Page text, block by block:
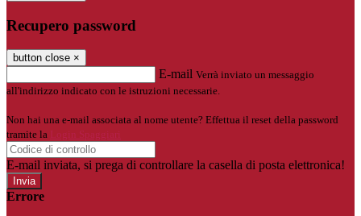
Recupero password
button close ×
E-mail Verrà inviato un messaggio
all'indirizzo indicato con le istruzioni necessarie.
Non hai una e-mail associata al nome utente? Effettua il reset della password
tramite la
Login Spaggiari
E-mail inviata, si prega di controllare la casella di posta elettronica!
Errore